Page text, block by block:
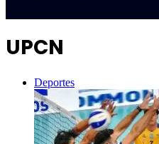
UPCN
Deportes